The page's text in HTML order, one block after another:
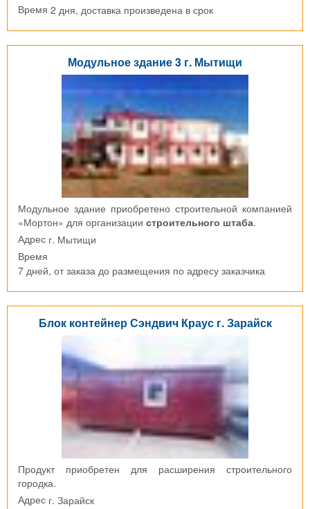
Время 2 дня, доставка произведена в срок
Модульное здание 3 г. Мытищи
Модульное здание приобретено строительной компанией
«Мортон» для организации строительного штаба.
Адрес г. Мытищи
Время
7 дней, от заказа до размещения по адресу заказчика
Блок контейнер Сэндвич Краус г. Зарайск
Продукт приобретен для расширения строительного
городка.
Адрес г. Зарайск